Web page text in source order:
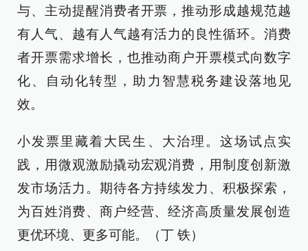
与、主动提醒消费者开票，推动形成越规范越
有人气、越有人气越有活力的良性循环。消费
者开票需求增长，也推动商户开票模式向数字
化、自动化转型，助力智慧税务建设落地见
效。
小发票里藏着大民生、大治理。这场试点实
践，用微观激励撬动宏观消费，用制度创新激
发市场活力。期待各方持续发力、积极探索，
为百姓消费、商户经营、经济高质量发展创造
更优环境、更多可能。（丁 铁）